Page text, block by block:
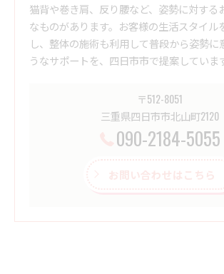
猫背や巻き肩、反り腰など、姿勢に対する
なものがあります。お客様の生活スタイル
し、整体の施術も利用して普段から姿勢に
うなサポートを、四日市市で提案していま
〒512-8051
三重県四日市市北山町2120
090-2184-5055
お問い合わせはこちら